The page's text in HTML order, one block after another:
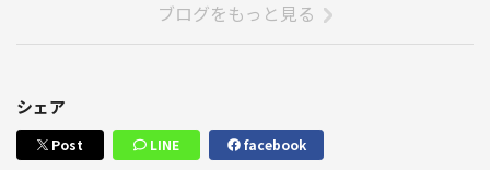
ブログをもっと見る
シェア
Post LINE facebook